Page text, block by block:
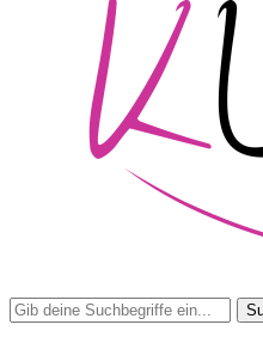
Search